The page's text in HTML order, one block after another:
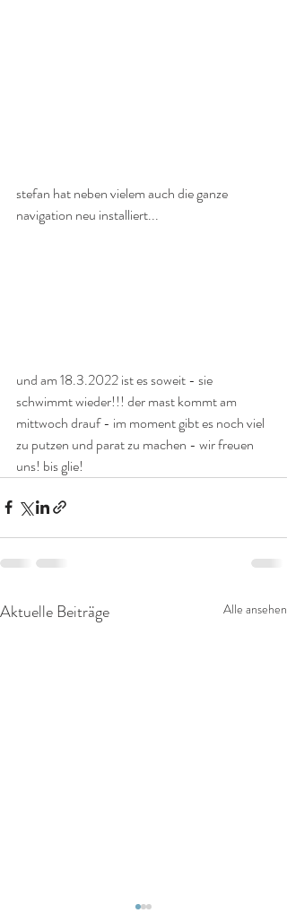
stefan hat neben vielem auch die ganze
navigation neu installiert...
und am 18.3.2022 ist es soweit - sie
schwimmt wieder!!! der mast kommt am
mittwoch drauf - im moment gibt es noch viel
zu putzen und parat zu machen - wir freuen
uns! bis glie!
Aktuelle Beiträge Alle ansehen